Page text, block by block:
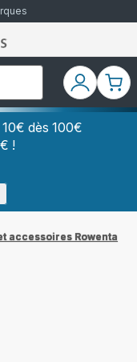
Accueil
Rowenta
Mon
compte
Mon
dès 100€
!
accessoires Rowenta